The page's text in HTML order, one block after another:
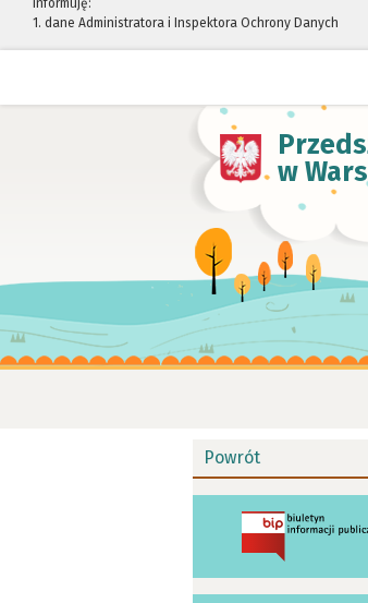
informuję:
1. dane Administratora i Inspektora Ochrony Danych
w
Powrót